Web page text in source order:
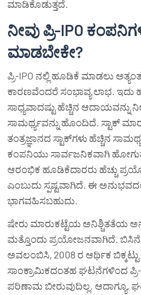
ಮಾಡಿಕೊಡುತ್ತದೆ.
ನೀವು ಪ್ರಿ-IPO
ಮಾಡಬೇಕೇ?
ಪ್ರಿ-IPO ನಲ್ಲಿ ಹೂಡಿಕೆ ಮಾಡಲು
ಕಾರಣವೆಂದರೆ ಸಂಭಾವ್ಯ ಲಾಭ.
ಸಾಧ್ಯವಾದಷ್ಟು ಹೆಚ್ಚಿನ ಆದಾಯವನ್ನು
ಸಾಮರ್ಥ್ಯವನ್ನು ಹೊಂದಿದೆ. ಸ್ಟಾಕ್
ತಂತ್ರಜ್ಞಾನದ ಸ್ಟಾಕ್‌ಗಳು ಹೆಚ್ಚಿನ
ಕಂಪನಿಯು ಸಾರ್ವಜನಿಕವಾಗಿ
ಆರಂಭಿಕ ಹೂಡಿಕೆದಾರರು ಹೆಚ್ಚು
ಎಂಬುದು ಸ್ಪಷ್ಟವಾಗಿದೆ. ಈ
ಭಾಗವಹಿಸಬಹುದು.
ಷೇರು ಮಾರುಕಟ್ಟೆಯ ಅನಿಶ್ಚಿತತೆಯ
ಮತ್ತೊಂದು ಪ್ರಯೋಜನವಾಗಿದೆ.
ಅವಲಂಬಿಸಿ, 2008 ರ ಆರ್ಥಿಕ
ಸಾಂಕ್ರಾಮಿಕದಂತಹ ಘಟನೆಗಳಿಂದ
ಪರಿಣಾಮ ಬೀರುವುದಿಲ್ಲ. ಆದಾಗ್ಯೂ,